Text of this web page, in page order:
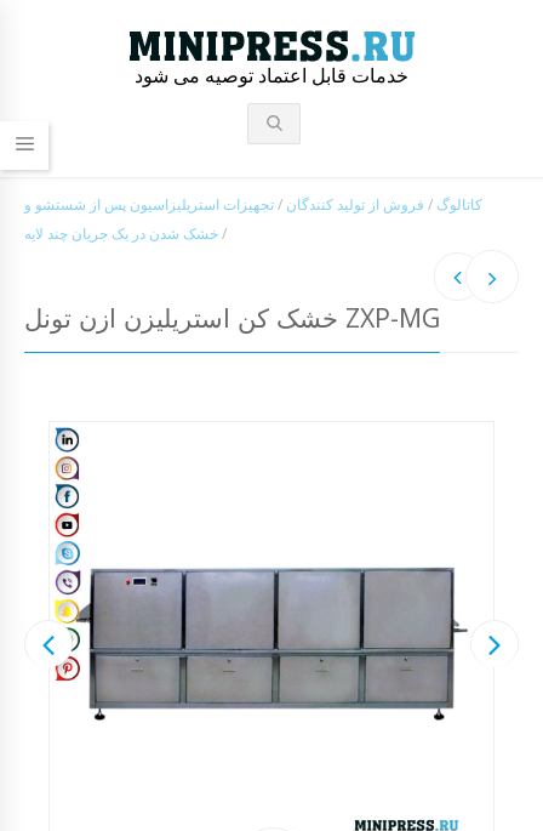
خدمات قابل اعتماد توصیه می شود
کاتالوگ / فروش از تولید کنندگان /تجهیزات استریلیزاسیون پس از شستشو و
خشک شدن در یک جریان چند لایه/
خشک کن استریلیزن ازن تونل ZXP-MG